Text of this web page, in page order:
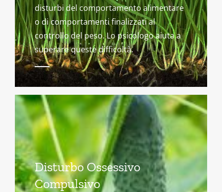
disturbi del comportamento alimentare
o di comportamenti finalizzati al
controllo del peso. Lo psicologo aiuta a
superare queste difficoltà.
Disturbo Ossessivo
Compulsivo